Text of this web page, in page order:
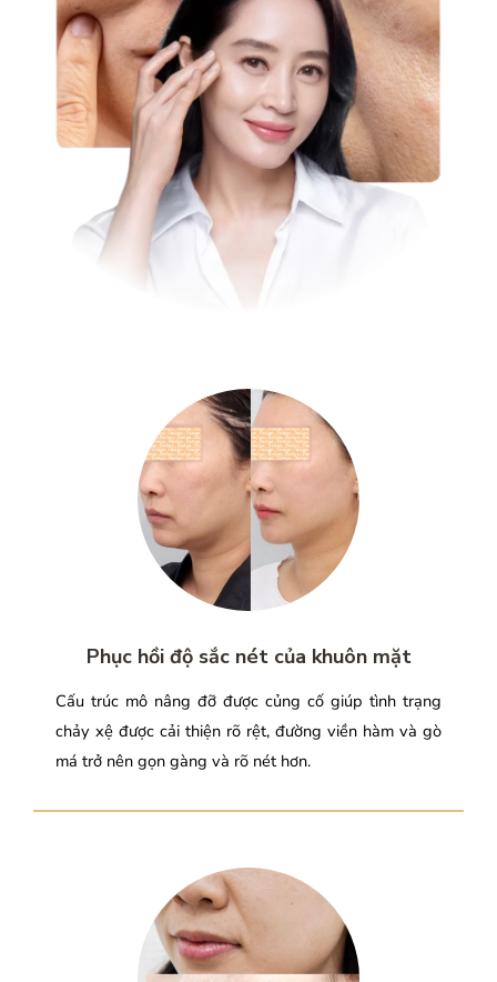
Phục hồi độ sắc nét của khuôn mặt
Cấu trúc mô nâng đỡ được củng cố giúp tình trạng
chảy xệ được cải thiện rõ rệt, đường viền hàm và gò
má trở nên gọn gàng và rõ nét hơn.